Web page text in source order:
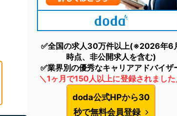
✅全国の求人30万件以上(※2026年6
時点、非公開求人を含む)
✅業界別の優秀なキャリアアドバイザ
＼1ヶ月で150人以上に登録されました
doda公式HPから30
秒で無料会員登録